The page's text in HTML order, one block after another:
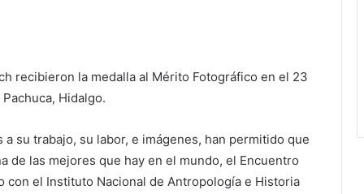
recibieron la medalla al Mérito Fotográfico en el 23
Hidalgo.
su trabajo, su labor, e imágenes, han permitido que
de las mejores que hay en el mundo, el Encuentro
con el Instituto Nacional de Antropología e Historia